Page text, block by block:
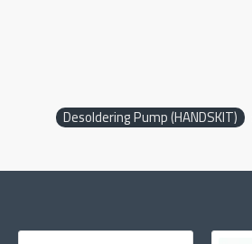
Desoldering Pump (HANDSKIT)